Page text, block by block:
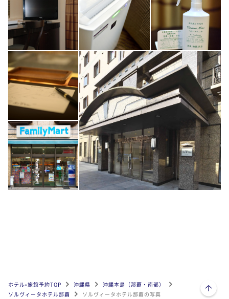
ホテル•旅館予約TOP 沖縄県
沖縄本島（那覇・南部）
ソルヴィータホテル那覇
ソルヴィータホテル那覇の写真
ページトップへ